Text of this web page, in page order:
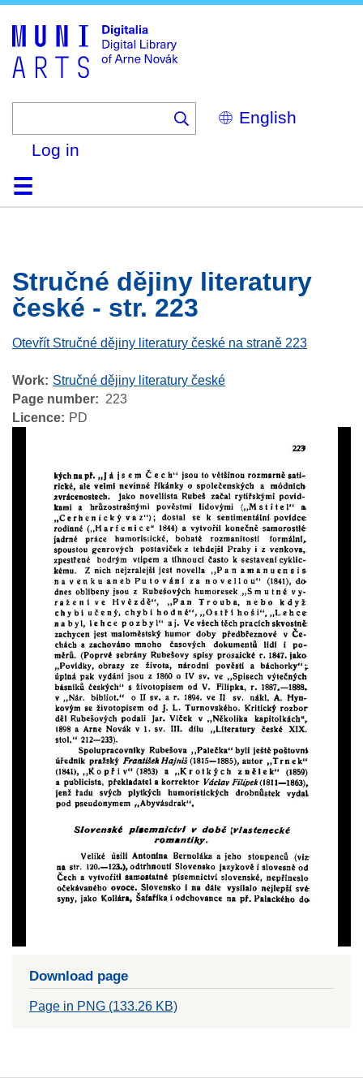
Select
your
Log in
HomeBrowse
Search
About
HelpContactDigitalia
Stručné dějiny literatury
české - str. 223
Otevřít Stručné dějiny literatury české na straně 223
Work
Stručné dějiny literatury české
Page number
223
Licence
PD
Download page
Page in PNG (133.26 KB)